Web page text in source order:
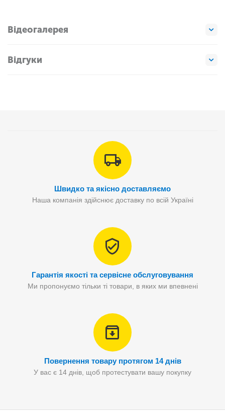
Відеогалерея
Відгуки
Швидко та якісно доставляємо
Наша компанія здійснює доставку по всій Україні
Гарантія якості та сервісне обслуговування
Ми пропонуємо тільки ті товари, в яких ми впевнені
Повернення товару протягом 14 днів
У вас є 14 днів, щоб протестувати вашу покупку